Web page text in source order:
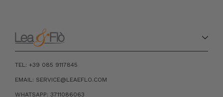
TEL: +39 085 9117845
EMAIL: SERVICE@LEAEFLO.COM
WHATSAPP: 3711086063